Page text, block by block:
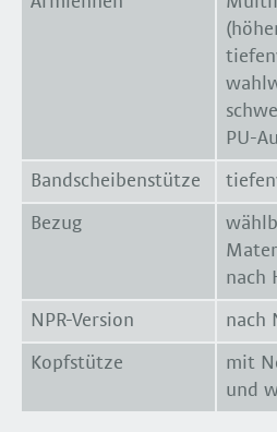
PU-
Bandscheibenstütze
Bezug
nach
NPR-Version nach
Kopfstütze
mit
und